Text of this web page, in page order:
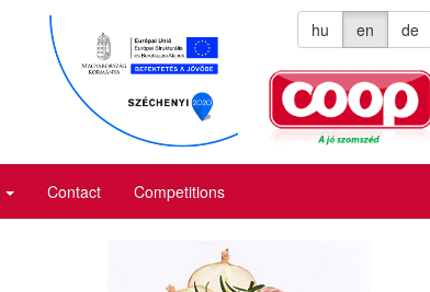
hu en de
Contact Competitions